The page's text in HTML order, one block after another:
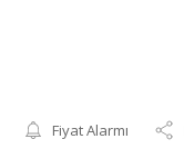
Fiyat Alarmı